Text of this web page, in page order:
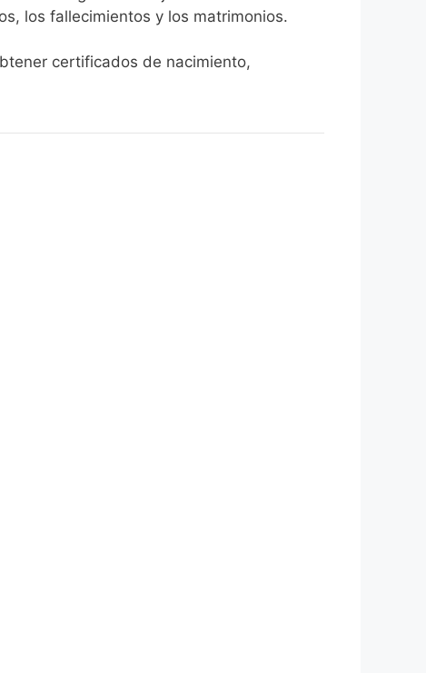
los fallecimientos y los matrimonios.
certificados de nacimiento,